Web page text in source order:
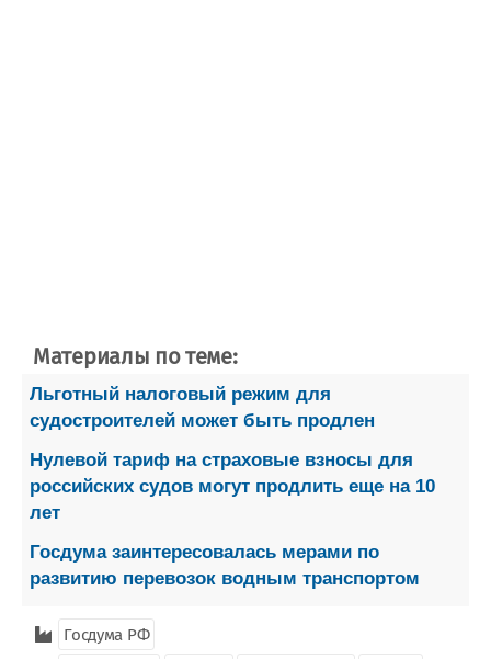
Материалы по теме:
Льготный налоговый режим для
судостроителей может быть продлен
Нулевой тариф на страховые взносы для
российских судов могут продлить еще на 10
лет
Госдума заинтересовалась мерами по
развитию перевозок водным транспортом
Госдума РФ